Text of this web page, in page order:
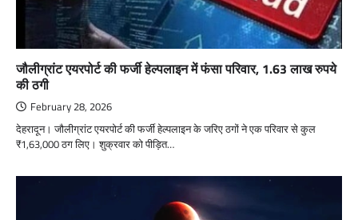
जौलीग्रांट एयरपोर्ट की फर्जी हेल्पलाइन में फंसा परिवार, 1.63 लाख रुपये
की ठगी
February 28, 2026
देहरादून। जौलीग्रांट एयरपोर्ट की फर्जी हेल्पलाइन के जरिए ठगों ने एक परिवार से कुल
₹1,63,000 ठग लिए। शुक्रवार को पीड़ित…